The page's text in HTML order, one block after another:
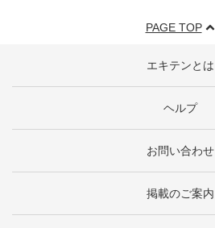
PAGE TOP
エキテンとは
ヘルプ
お問い合わせ
掲載のご案内